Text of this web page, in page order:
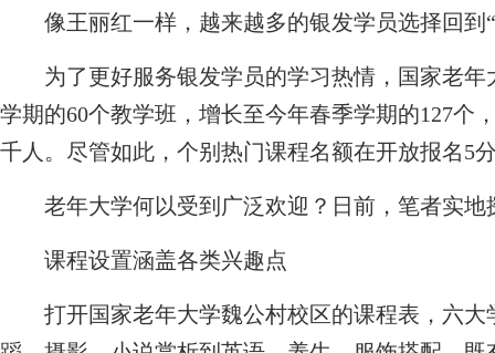
像王丽红一样，越来越多的银发学员选择回到“
为了更好服务银发学员的学习热情，国家老年
学期的60个教学班，增长至今年春季学期的127个
千人。尽管如此，个别热门课程名额在开放报名5
老年大学何以受到广泛欢迎？日前，笔者实地
课程设置涵盖各类兴趣点
打开国家老年大学魏公村校区的课程表，六大